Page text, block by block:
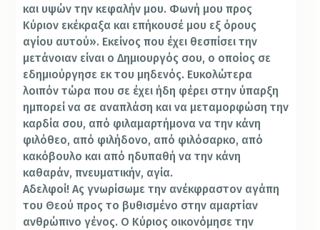
και υψών την κεφαλήν μου. Φωνή μου προς
Κύριον εκέκραξα και επήκουσέ μου εξ όρους
αγίου αυτού». Εκείνος που έχει θεσπίσει την
μετάνοιαν είναι ο Δημιουργός σου, ο οποίος σε
εδημιούργησε εκ του μηδενός. Ευκολώτερα
λοιπόν τώρα που σε έχει ήδη φέρει στην ύπαρξη
ημπορεί να σε αναπλάση και να μεταμορφώση την
καρδία σου, από φιλαμαρτήμονα να την κάνη
φιλόθεο, από φιλήδονο, από φιλόσαρκο, από
κακόβουλο και από ηδυπαθή να την κάνη
καθαράν, πνευματικήν, αγία.
Αδελφοί! Ας γνωρίσωμε την ανέκφραστον αγάπη
του Θεού προς το βυθισμένο στην αμαρτίαν
ανθρώπινο γένος. Ο Κύριος οικονόμησε την